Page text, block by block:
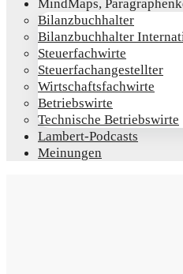
Mind­Maps,
Bilanz­buch­hal­ter
Bilanz­buch­hal­ter
Steu­er­fach­wir­te
Steu­er­fach­an­ge­stell­ter
Wirt­schafts­fach­wir­te
Betriebs­wir­te
Tech­ni­sche Betriebswirte
Lam­­bert-Pod­­casts
Mei­nun­gen